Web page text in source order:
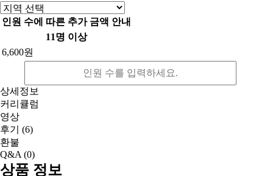
인원 수에 따른 추가 금액 안내
11명 이상
6,600원
상세정보
커리큘럼
영상
후기 (6)
환불
Q&A (0)
상품 정보